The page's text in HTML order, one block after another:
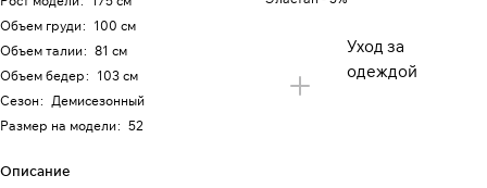
Объем груди: 100 см
Объем талии: 81 см
Объем бедер: 103 см
Сезон: Демисезонный
Размер на модели: 52
Описание
Уход за
одеждой